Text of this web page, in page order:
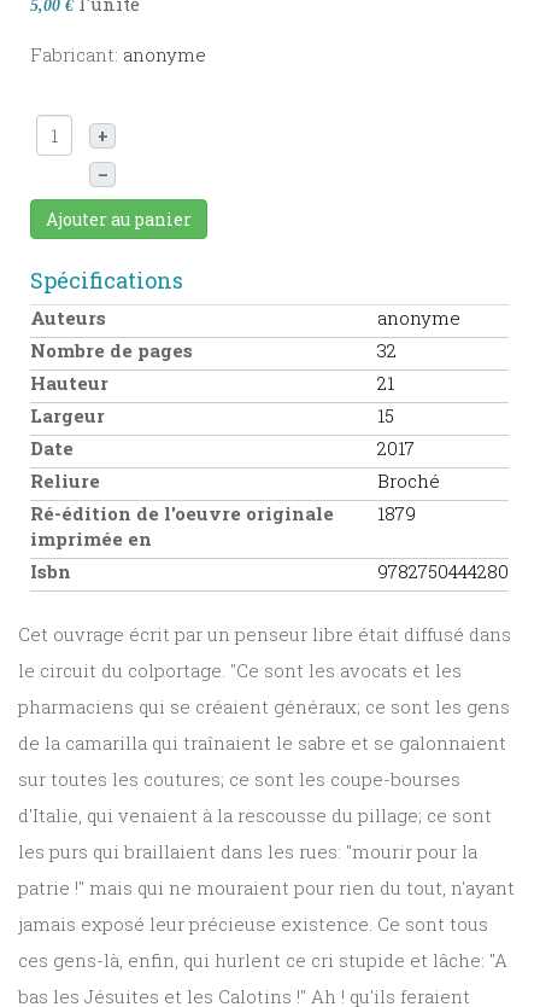
5,00 €
Fabricant: anonyme
+
–
Ajouter au panier
Spécifications
Auteurs
anonyme
Nombre de pages
32
Hauteur
21
Largeur
15
Date
2017
Reliure
Broché
Ré-édition de l'oeuvre originale
imprimée en
1879
Isbn 9782750444280
Cet ouvrage écrit par un penseur libre était diffusé dans
le circuit du colportage. "Ce sont les avocats et les
pharmaciens qui se créaient généraux; ce sont les gens
de la camarilla qui traînaient le sabre et se galonnaient
sur toutes les coutures; ce sont les coupe-bourses
d'Italie, qui venaient à la rescousse du pillage; ce sont
les purs qui braillaient dans les rues: "mourir pour la
patrie !" mais qui ne mouraient pour rien du tout, n'ayant
jamais exposé leur précieuse existence. Ce sont tous
ces gens-là, enfin, qui hurlent ce cri stupide et lâche: "A
bas les Jésuites et les Calotins !" Ah ! qu'ils feraient